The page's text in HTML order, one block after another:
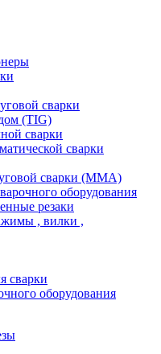
сварки
(TIG)
сварки
сварки
сварки (ММА)
оборудования
резаки
, вилки ,
сварки
оборудования